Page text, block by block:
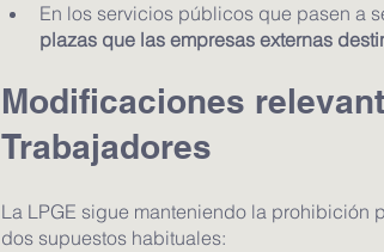
En los servicios públicos que pasen a
plazas que las empresas externas
Modificaciones
Trabajadores
La LPGE sigue manteniendo la prohibición
dos supuestos habituales: